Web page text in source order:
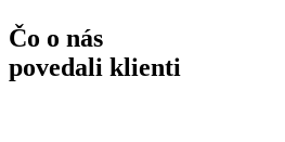
Čo o nás
povedali klienti